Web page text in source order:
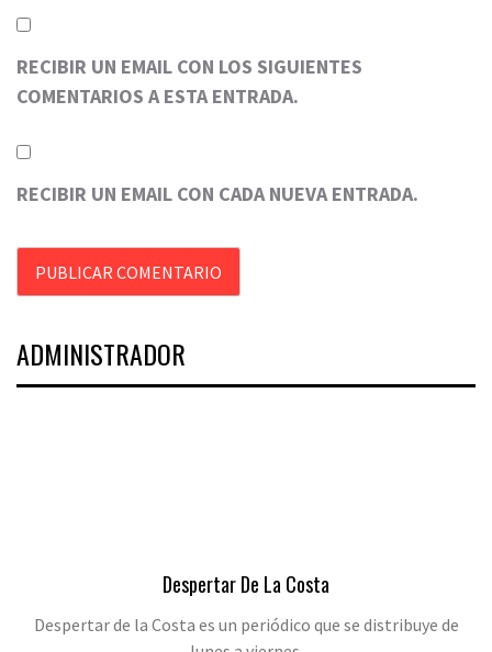
RECIBIR UN EMAIL CON LOS SIGUIENTES
COMENTARIOS A ESTA ENTRADA.
RECIBIR UN EMAIL CON CADA NUEVA ENTRADA.
ADMINISTRADOR
Despertar De La Costa
Despertar de la Costa es un periódico que se distribuye de